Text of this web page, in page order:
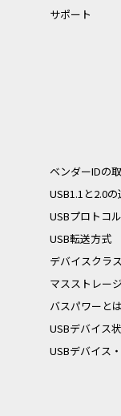
サポート
ベンダーIDの
USB1.1と2.0の
USBプロトコ
USB転送方式
デバイスクラス
マスストレー
バスパワーとは
USBデバイス
USBデバイス